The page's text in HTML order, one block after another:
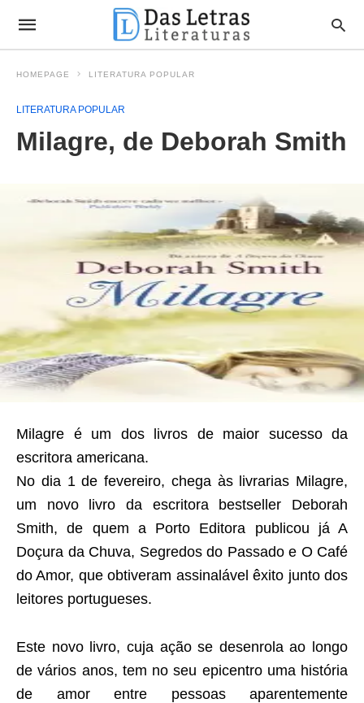
HOMEPAGE LITERATURA POPULAR
LITERATURA POPULAR
Milagre, de Deborah Smith
Milagre é um dos livros de maior sucesso da
escritora americana.
No dia 1 de fevereiro, chega às livrarias Milagre,
um novo livro da escritora bestseller Deborah
Smith, de quem a Porto Editora publicou já A
Doçura da Chuva, Segredos do Passado e O Café
do Amor, que obtiveram assinalável êxito junto dos
leitores portugueses.
Este novo livro, cuja ação se desenrola ao longo
de vários anos, tem no seu epicentro uma história
de amor entre pessoas aparentemente